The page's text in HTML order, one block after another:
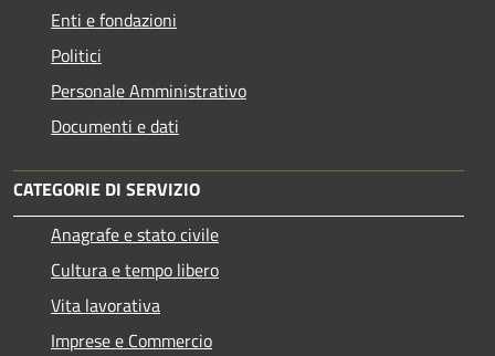
Enti e fondazioni
Politici
Personale Amministrativo
Documenti e dati
CATEGORIE DI SERVIZIO
Anagrafe e stato civile
Cultura e tempo libero
Vita lavorativa
Imprese e Commercio